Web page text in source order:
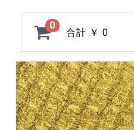
0
合計 ￥ 0